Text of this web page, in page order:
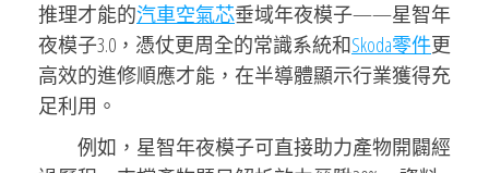
推理才能的汽車空氣芯垂域年夜模子——星智年
夜模子3.0，憑仗更周全的常識系統和Skoda零件更
高效的進修順應才能，在半導體顯示行業獲得充
足利用。
例如，星智年夜模子可直接助力產物開闢經